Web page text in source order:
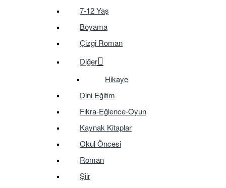
7-12 Yaş
Boyama
Çizgi Roman
Diğer
Hikaye
Dini Eğitim
Fıkra-Eğlence-Oyun
Kaynak Kitaplar
Okul Öncesi
Roman
Şiir